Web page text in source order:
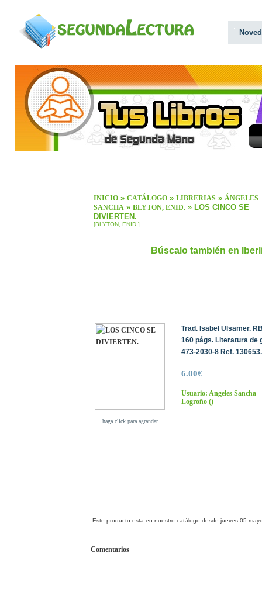
INICIO » CATÁLOGO » LIBRERIAS » ÁNGELES
SANCHA » BLYTON, ENID. » LOS CINCO SE
DIVIERTEN.
[BLYTON, ENID.]
Búscalo también en
haga click para agrandar
Trad. Isabel Ulsamer.
160 págs. Literatura de
473-2030-8 Ref. 130653.
6.00€
Usuario: Angeles Sancha
Logroño ()
Este producto esta en nuestro catálogo desde jueves 05